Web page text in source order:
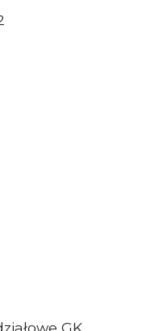
GK